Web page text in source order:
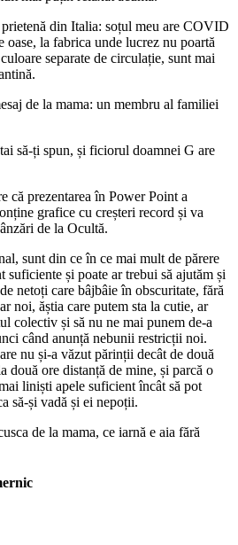
din Italia: soțul meu are COVID
oase, la fabrica unde lucrez nu poartă
separate de circulație, sunt mai
de la mama: un membru al familiei
să-ți spun, și ficiorul doamnei G are
că prezentarea în Power Point a
grafice cu creșteri record și va
de la Ocultă.
sunt din ce în ce mai mult de părere
suficiente și poate ar trebui să ajutăm și
netoți care bâjbâie în obscuritate, fără
noi, ăștia care putem sta la cutie, ar
colectiv și să nu ne mai punem de-a
când anunță nebunii restricții noi.
nu și-a văzut părinții decât de două
două ore distanță de mine, și parcă o
liniști apele suficient încât să pot
să-și vadă și ei nepoții.
de la mama, ce iarnă e aia fără